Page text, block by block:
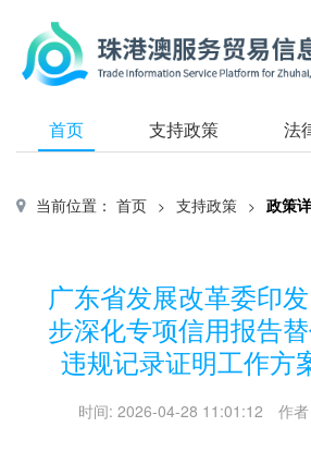
首页 支持政策 法
当前位置： 首页 > 支持政策 > 政策
广东省发展改革委印
步深化专项信用报告
违规记录证明工作方
时间: 2026-04-28 11:01:12 作者